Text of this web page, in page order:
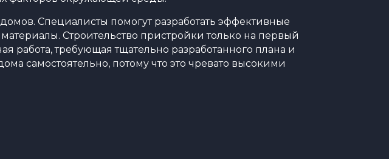
Специалисты помогут разработать эффективные
Строительство пристройки только на первый
работа, требующая тщательно разработанного плана и
самостоятельно, потому что это чревато высокими